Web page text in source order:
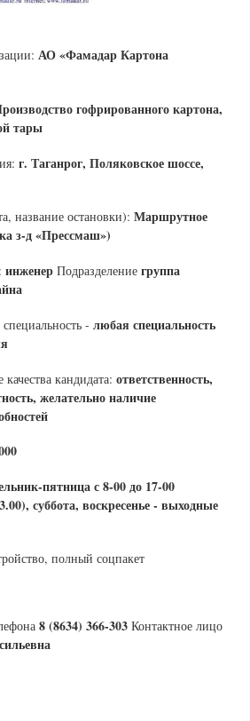
АО «Фамадар Картона
гофрированного картона,
тары
г. Таганрог, Поляковское шоссе,
название остановки): Маршрутное
з-д «Прессмаш»)
инженер Подразделение группа
специальность - любая специальность
кандидата: ответственность,
желательно наличие
пятница с 8-00 до 17-00
суббота, воскресенье - выходные
полный соцпакет
8 (8634) 366-303 Контактное лицо